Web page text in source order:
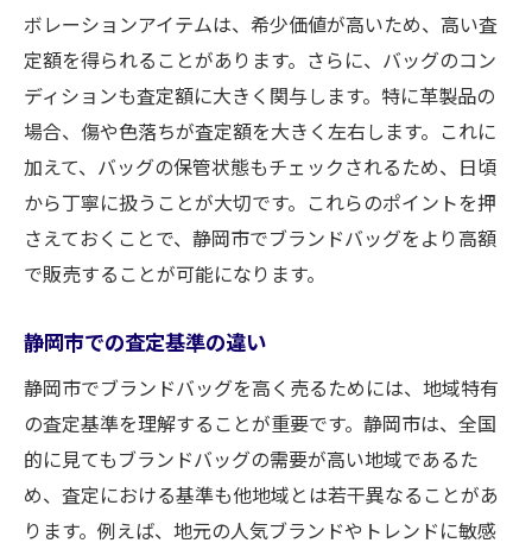
ボレーションアイテムは、希少価値が高いため、高い査
定額を得られることがあります。さらに、バッグのコン
ディションも査定額に大きく関与します。特に革製品の
場合、傷や色落ちが査定額を大きく左右します。これに
加えて、バッグの保管状態もチェックされるため、日頃
から丁寧に扱うことが大切です。これらのポイントを押
さえておくことで、静岡市でブランドバッグをより高額
で販売することが可能になります。
静岡市での査定基準の違い
静岡市でブランドバッグを高く売るためには、地域特有
の査定基準を理解することが重要です。静岡市は、全国
的に見てもブランドバッグの需要が高い地域であるた
め、査定における基準も他地域とは若干異なることがあ
ります。例えば、地元の人気ブランドやトレンドに敏感